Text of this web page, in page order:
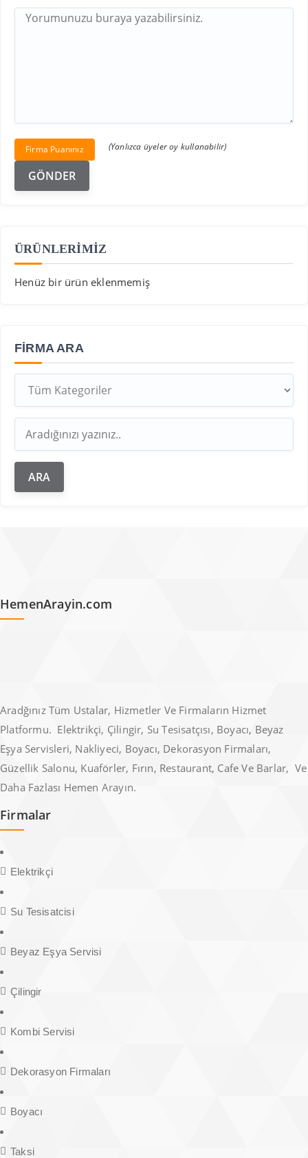
Firma Puanınız (Yanlızca üyeler oy kullanabilir)
ÜRÜNLERİMİZ
Henüz bir ürün eklenmemiş
FIRMA ARA
HemenArayin.com
Aradğınız Tüm Ustalar, Hizmetler Ve Firmaların Hizmet
Platformu. Elektrikçi, Çilingir, Su Tesisatçısı, Boyacı, Beyaz
Eşya Servisleri, Nakliyeci, Boyacı, Dekorasyon Firmaları,
Güzellik Salonu, Kuaförler, Fırın, Restaurant, Cafe Ve Barlar, Ve
Daha Fazlası Hemen Arayın.
Firmalar
Elektrikçi
Su Tesisatcisi
Beyaz Eşya Servisi
Çilingir
Kombi Servisi
Dekorasyon Firmaları
Boyacı
Taksi